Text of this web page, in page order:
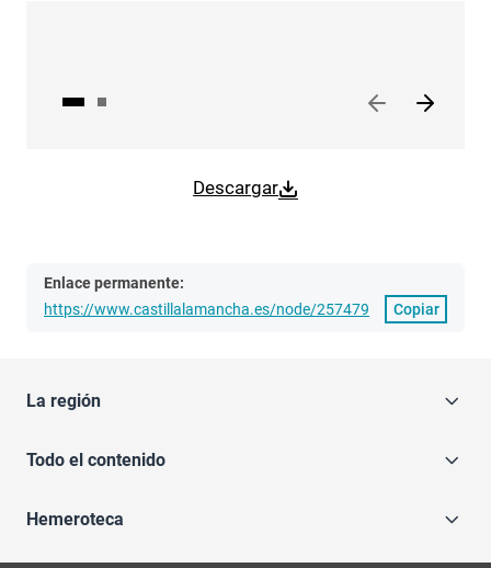
Descargar
Enlace permanente:
https://www.castillalamancha.es/node/257479
Copiar
La región
Todo el contenido
Hemeroteca